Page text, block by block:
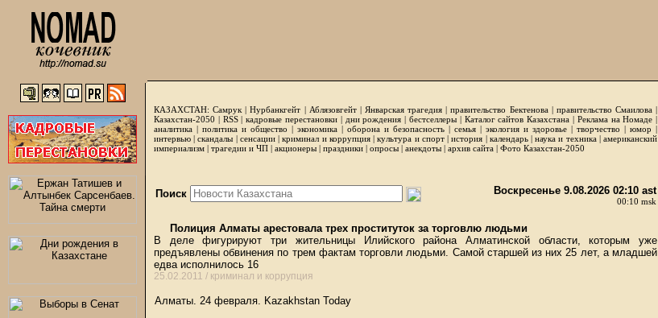
КАЗАХСТАН: Самрук |Нурбанкгейт | Аблязовгейт| Январская трагедия |правительство Бектенова| правительство Смаилова|
Казахстан-2050 | RSS|кадровые перестановки| дни рождения | бестселлеры| Каталог сайтов Казахстана | Реклама на Номаде |
аналитика | политика и общество | экономика | оборона и безопасность | семья | экология и здоровье | творчество | юмор |
интервью |скандалы | сенсации|криминал и коррупция|культура и спорт|история | календарь|наука и техника|американский
империализм | трагедии и ЧП | акционеры | праздники | опросы | анекдоты | архив сайта | Фото Казахстан-2050
Поиск Воскресенье 9.08.2026 02:10 ast
00:10 msk
Полиция Алматы арестовала трех проституток за торговлю людьми
В деле фигурируют три жительницы Илийского района Алматинской области, которым уже
предъявлены обвинения по трем фактам торговли людьми. Самой старшей из них 25 лет, а младшей
едва исполнилось 16
25.02.2011 / криминал и коррупция
Алматы. 24 февраля. Kazakhstan Today